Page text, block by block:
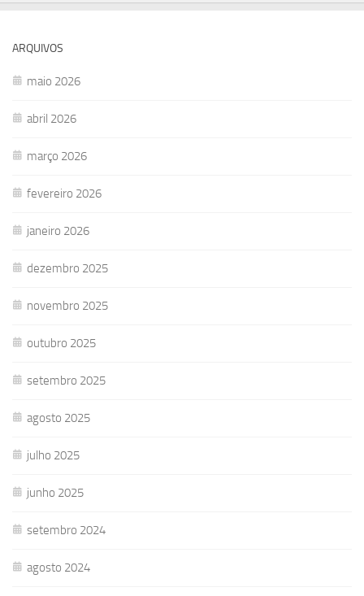
ARQUIVOS
maio 2026
abril 2026
março 2026
fevereiro 2026
janeiro 2026
dezembro 2025
novembro 2025
outubro 2025
setembro 2025
agosto 2025
julho 2025
junho 2025
setembro 2024
agosto 2024